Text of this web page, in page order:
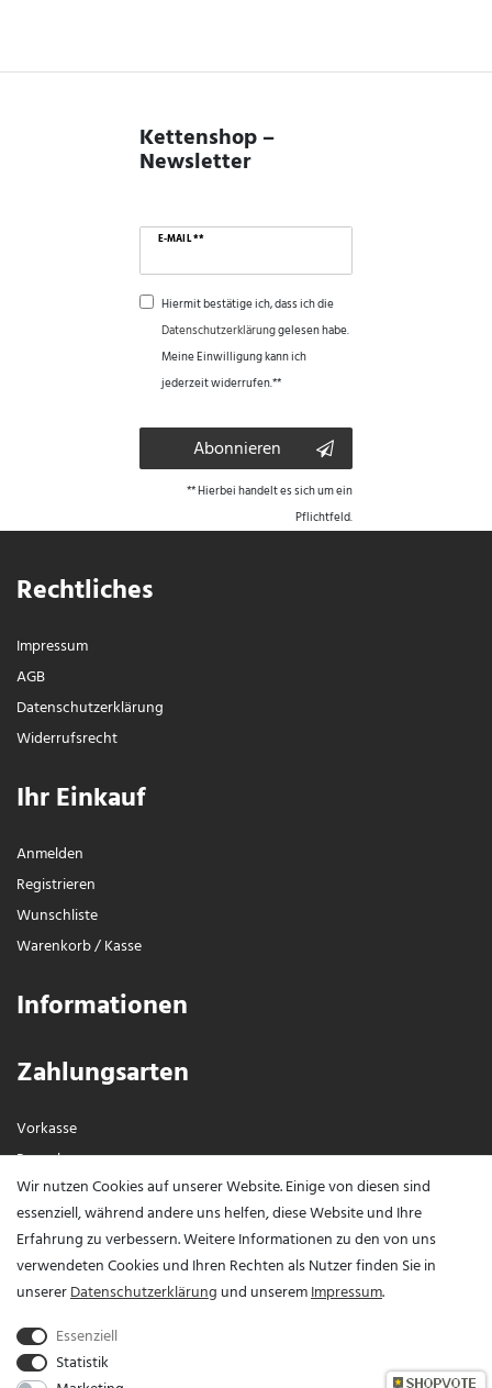
Kettenshop –
Newsletter
E-MAIL **
Hiermit bestätige ich, dass ich die
Daten­schutz­erklärunggelesen habe.
Meine Einwilligung kann ich
jederzeit widerrufen.**
Abonnieren
** Hierbei handelt es sich um ein
Pflichtfeld.
Rechtliches
Impressum
AGB
Daten­schutz­erklärung
Widerrufs­recht
Ihr Einkauf
Anmelden
Registrieren
Wunschliste
Warenkorb/Kasse
Informationen
Zahlungsarten
Vorkasse
Paypal
Visa / Mastercard
Vertrag widerrufen?
Wir nutzen Cookies auf unserer Website. Einige von diesen sind
essenziell, während andere uns helfen, diese Website und Ihre
Erfahrung zu verbessern. Weitere Informationen zu den von uns
verwendeten Cookies und Ihren Rechten als Nutzer finden Sie in
unsererDaten­schutz­erklärung und unseremImpressum.
Essenziell
Statistik